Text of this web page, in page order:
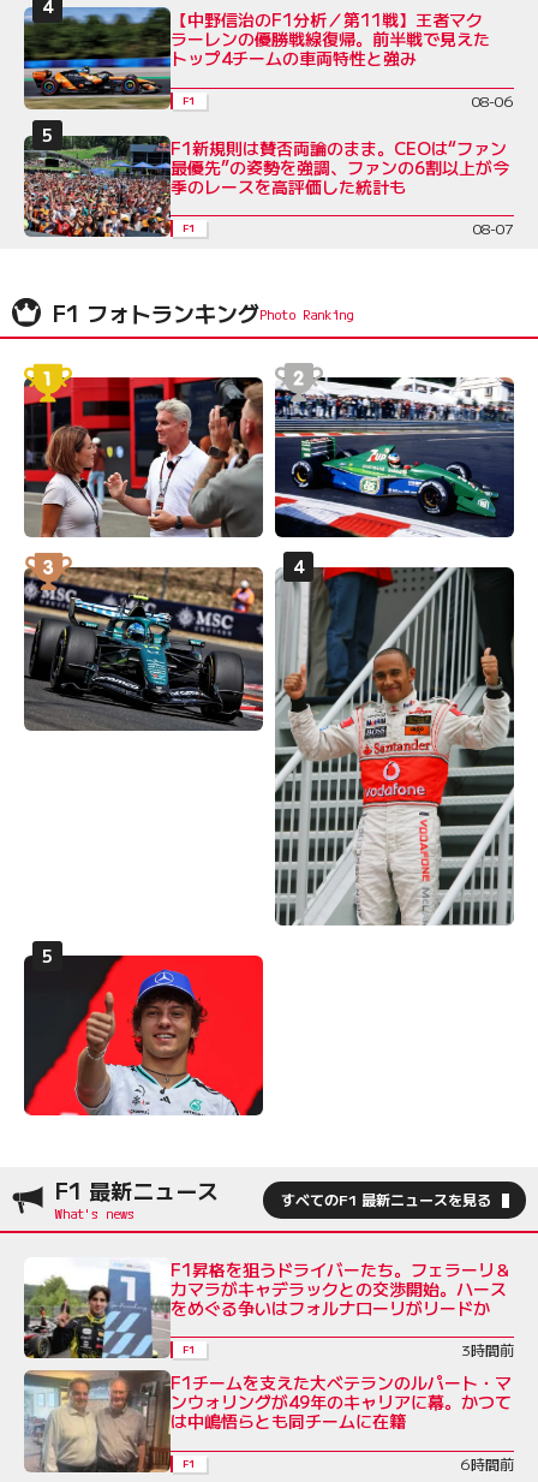
【中野信治のF1分析／第11戦】王者マク
ラーレンの優勝戦線復帰。前半戦で見えた
トップ4チームの車両特性と強み
F1 08-06
F1新規則は賛否両論のまま。CEOは“ファン
最優先”の姿勢を強調、ファンの6割以上が今
季のレースを高評価した統計も
F1 08-07
F1 フォトランキング
F1 最新ニュース すべてのF1 最新ニュースを見る
F1昇格を狙うドライバーたち。フェラーリ＆
カマラがキャデラックとの交渉開始。ハース
をめぐる争いはフォルナローリがリードか
F1 3時間前
F1チームを支えた大ベテランのルパート・マ
ンウォリングが49年のキャリアに幕。かつて
は中嶋悟らとも同チームに在籍
F1 6時間前